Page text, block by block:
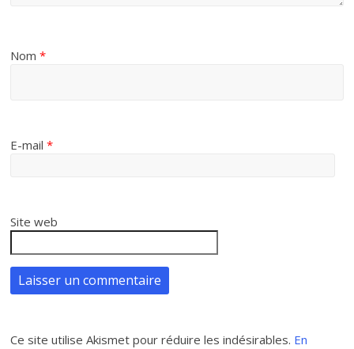
Nom*
E-mail*
Site web
Ce site utilise Akismet pour réduire les indésirables. En